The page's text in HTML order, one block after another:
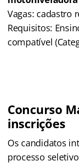
Vagas: cadastro
Requisitos:
compatível
Concurso
inscrições
Os candidatos
processo